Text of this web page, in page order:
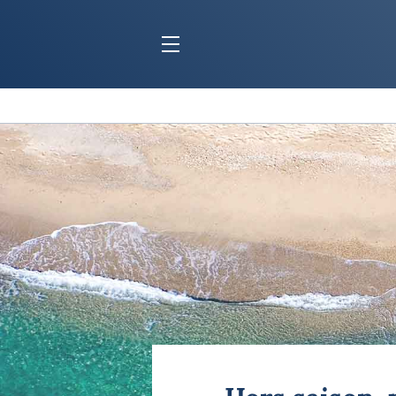
BLOC MARINE
Ports
Carnets de voyage
Collection Bloc Marine
Application Bloc Marine
Règlementation
BATEAUX